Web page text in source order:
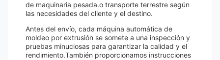
de maquinaria pesada.o transporte terrestre según
las necesidades del cliente y el destino.
Antes del envío, cada máquina automática de
moldeo por extrusión se somete a una inspección y
pruebas minuciosas para garantizar la calidad y el
rendimiento.También proporcionamos instrucciones